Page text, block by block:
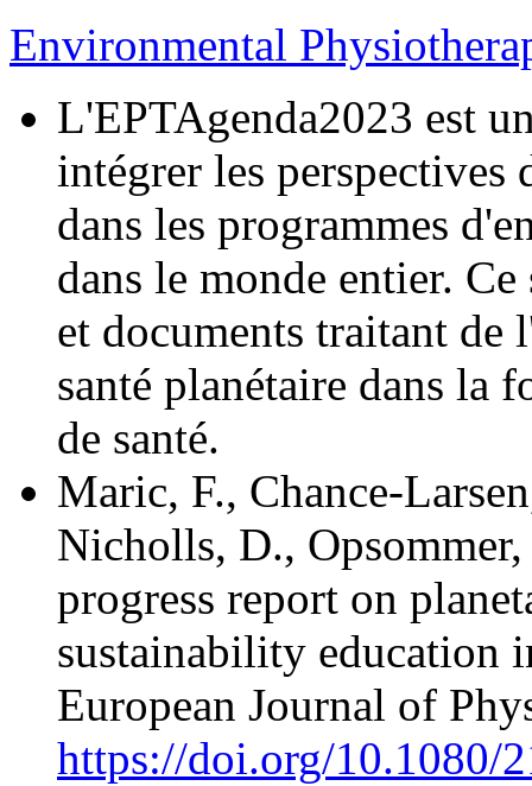
Environmental
L'EPTAgenda2023 est
intégrer les
dans les programmes
dans le monde entier.
et documents traitant de
santé planétaire dans la
de santé.
Maric, F., Chance-
Nicholls, D.,
progress report on
sustainability education
European Journal of
https://doi.org/10.1080/